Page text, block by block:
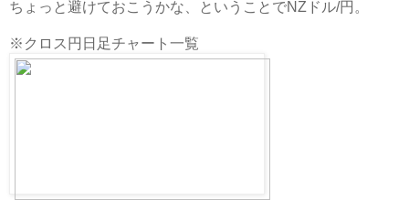
ちょっと避けておこうかな、ということでNZドル/円。
※クロス円日足チャート一覧